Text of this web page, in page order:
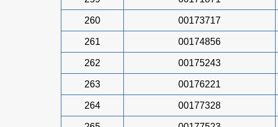
260 00173717
261 00174856
262 00175243
263 00176221
264 00177328